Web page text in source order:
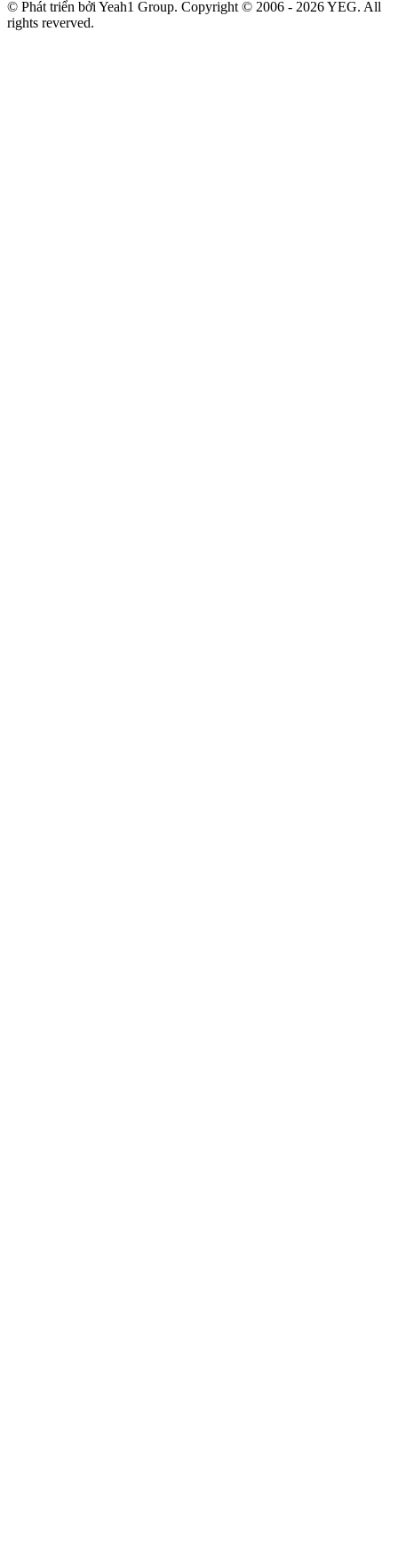
© Phát triển bởi Yeah1 Group. Copyright © 2006 - 2026 YEG. All
rights reverved.